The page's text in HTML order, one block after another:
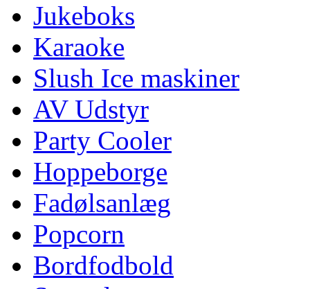
Jukeboks
Karaoke
Slush Ice maskiner
AV Udstyr
Party Cooler
Hoppeborge
Fadølsanlæg
Popcorn
Bordfodbold